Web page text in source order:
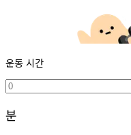
운동 시간
분